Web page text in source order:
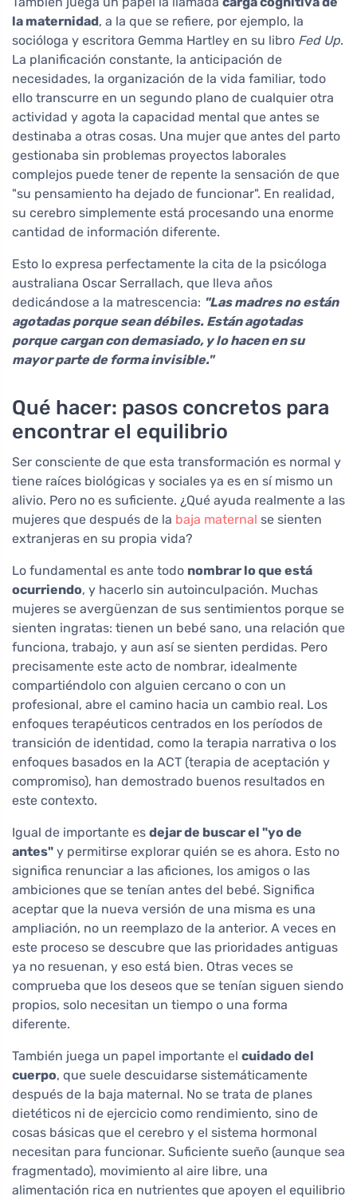
la maternidad, a la que se refiere, por ejemplo, la
socióloga y escritora Gemma Hartley en su libro Fed Up.
La planificación constante, la anticipación de
necesidades, la organización de la vida familiar, todo
ello transcurre en un segundo plano de cualquier otra
actividad y agota la capacidad mental que antes se
destinaba a otras cosas. Una mujer que antes del parto
gestionaba sin problemas proyectos laborales
complejos puede tener de repente la sensación de que
"su pensamiento ha dejado de funcionar". En realidad,
su cerebro simplemente está procesando una enorme
cantidad de información diferente.
Esto lo expresa perfectamente la cita de la psicóloga
australiana Oscar Serrallach, que lleva años
dedicándose a la matrescencia: "Las madres no están
agotadas porque sean débiles. Están agotadas
porque cargan con demasiado, y lo hacen en su
mayor parte de forma invisible."
Qué hacer: pasos concretos para
encontrar el equilibrio
Ser consciente de que esta transformación es normal y
tiene raíces biológicas y sociales ya es en sí mismo un
alivio. Pero no es suficiente. ¿Qué ayuda realmente a las
mujeres que después de la baja maternal se sienten
extranjeras en su propia vida?
Lo fundamental es ante todo nombrar lo que está
ocurriendo, y hacerlo sin autoinculpación. Muchas
mujeres se avergüenzan de sus sentimientos porque se
sienten ingratas: tienen un bebé sano, una relación que
funciona, trabajo, y aun así se sienten perdidas. Pero
precisamente este acto de nombrar, idealmente
compartiéndolo con alguien cercano o con un
profesional, abre el camino hacia un cambio real. Los
enfoques terapéuticos centrados en los períodos de
transición de identidad, como la terapia narrativa o los
enfoques basados en la ACT (terapia de aceptación y
compromiso), han demostrado buenos resultados en
este contexto.
Igual de importante es dejar de buscar el "yo de
antes" y permitirse explorar quién se es ahora. Esto no
significa renunciar a las aficiones, los amigos o las
ambiciones que se tenían antes del bebé. Significa
aceptar que la nueva versión de una misma es una
ampliación, no un reemplazo de la anterior. A veces en
este proceso se descubre que las prioridades antiguas
ya no resuenan, y eso está bien. Otras veces se
comprueba que los deseos que se tenían siguen siendo
propios, solo necesitan un tiempo o una forma
diferente.
También juega un papel importante el cuidado del
cuerpo, que suele descuidarse sistemáticamente
después de la baja maternal. No se trata de planes
dietéticos ni de ejercicio como rendimiento, sino de
cosas básicas que el cerebro y el sistema hormonal
necesitan para funcionar. Suficiente sueño (aunque sea
fragmentado), movimiento al aire libre, una
alimentación rica en nutrientes que apoyen el equilibrio